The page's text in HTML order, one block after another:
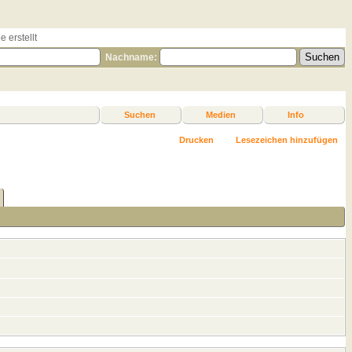
erstellt
Nachname:
Suchen Medien Info
Drucken Lesezeichen hinzufügen